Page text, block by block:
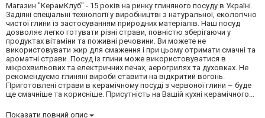
Магазин "КерамКлуб" - 15 років на ринку глиняного посуду в Україні.
Задіяні спеціальні технології у виробництві з натуральної, екологічно
чистої глини із застосуванням природних матеріалів. Наш посуд
дозволяє легко готувати різні страви, повністю зберігаючи у
продуктах вітаміни та поживні речовини. Ви можете не
використовувати жир для смаження і при цьому отримати смачні та
ароматні страви. Посуд із глини може використовуватися в
мікрохвильових та електричних печах, аерогрилях та духовках. Не
рекомендуємо глиняні вироби ставити на відкритий вогонь.
Приготовлені страви в керамічному посуді з червоної глини – буде
ще смачніше та корисніше. Присутність на Вашій кухні керамічного...
Показати повний опис